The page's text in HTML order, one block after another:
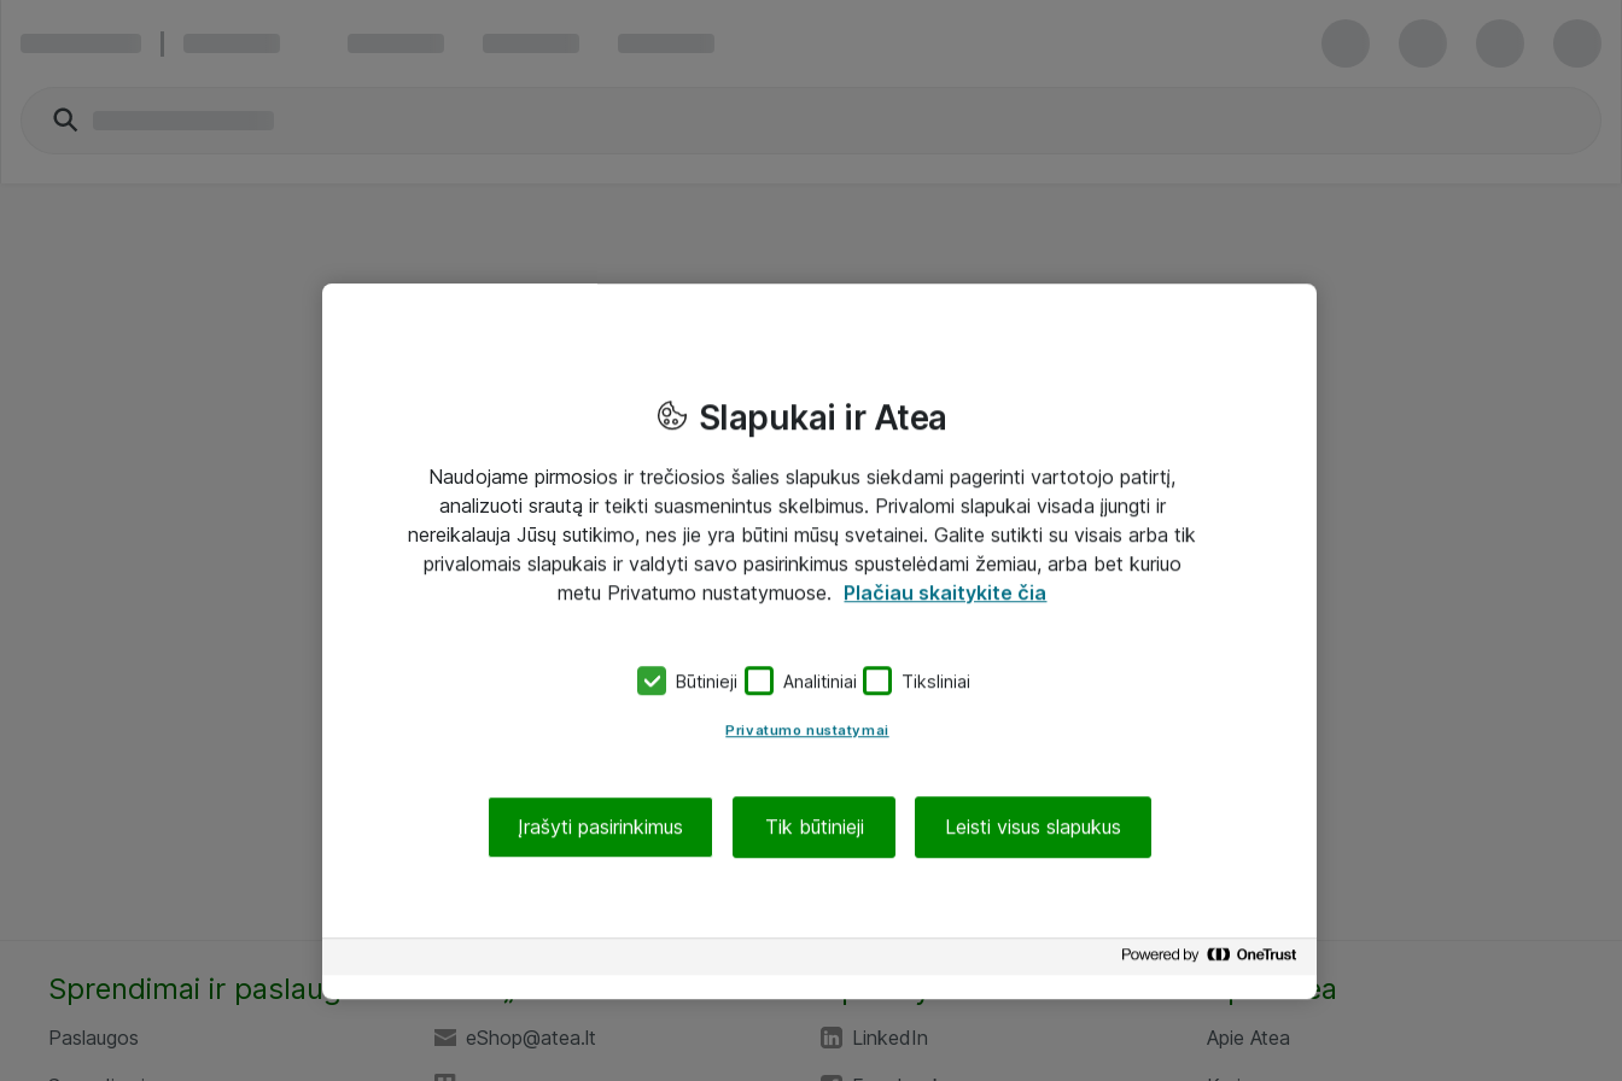
Sprendimai ir paslaugos
Paslaugos
eShop@atea.lt
LinkedIn
Apie Atea
Apie Atea
Slapukai ir Atea
Naudojame pirmosios ir trečiosios šalies slapukus siekdami pagerinti vartotojo patirtį,
analizuoti srautą ir teikti suasmenintus skelbimus. Privalomi slapukai visada įjungti ir
nereikalauja Jūsų sutikimo, nes jie yra būtini mūsų svetainei. Galite sutikti su visais arba tik
privalomais slapukais ir valdyti savo pasirinkimus spustelėdami žemiau, arba bet kuriuo
metu Privatumo nustatymuose. Plačiau skaitykite čia
Būtinieji Analitiniai Tiksliniai
Privatumo nustatymai
Įrašyti pasirinkimus Tik būtinieji Leisti visus slapukus